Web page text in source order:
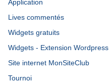
Application
Lives commentés
Widgets gratuits
Widgets - Extension Wordpress
Site internet MonSiteClub
Tournoi